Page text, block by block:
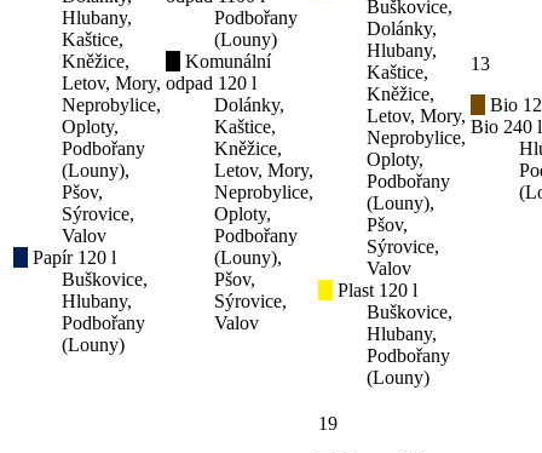
Hlubany,
Kaštice,
Kněžice,
Letov, Mory,
Neprobylice,
Oploty,
Podbořany
(Louny),
Pšov,
Sýrovice,
Valov
Papír 120 l
Buškovice,
Hlubany,
Podbořany
(Louny)
Podbořany
(Louny)
Komunální
odpad 120 l
Dolánky,
Kaštice,
Kněžice,
Letov, Mory,
Neprobylice,
Oploty,
Podbořany
(Louny),
Pšov,
Sýrovice,
Valov
Buškovice,
Dolánky,
Hlubany,
Kaštice,
Kněžice,
Letov, Mory,
Neprobylice,
Oploty,
Podbořany
(Louny),
Pšov,
Sýrovice,
Valov
Plast 120 l
Buškovice,
Hlubany,
Podbořany
(Louny)
13
Bio
Bio 240 l
19